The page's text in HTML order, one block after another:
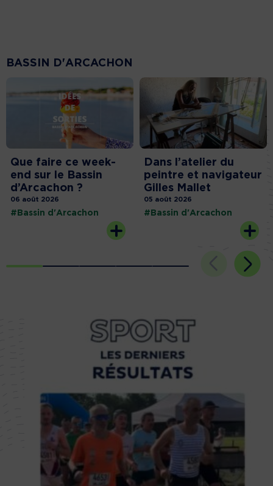
BASSIN D'ARCACHON
Que faire ce week-
end sur le Bassin
d’Arcachon ?
06 août 2026
#Bassin d'Arcachon
Dans l’atelier du
peintre et navigateur
Gilles Mallet
05 août 2026
#Bassin d'Arcachon